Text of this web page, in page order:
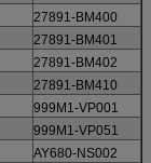
27891-BM400
27891-BM401
27891-BM402
27891-BM410
999M1-VP001
999M1-VP051
AY680-NS002